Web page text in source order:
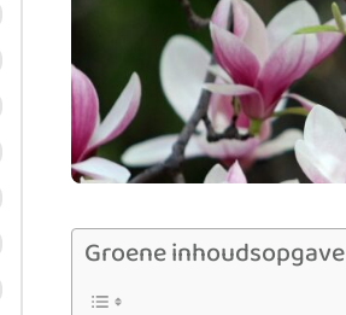
Groene inhoudsopgave